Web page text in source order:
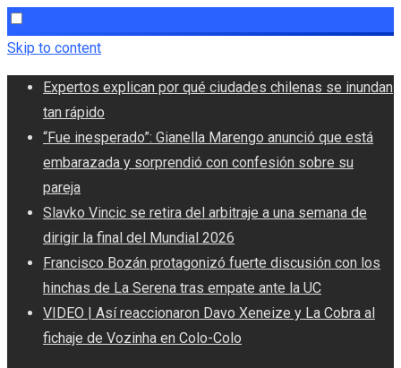
Skip to content
Expertos explican por qué ciudades chilenas se inundan
tan rápido
“Fue inesperado”: Gianella Marengo anunció que está
embarazada y sorprendió con confesión sobre su
pareja
Slavko Vincic se retira del arbitraje a una semana de
dirigir la final del Mundial 2026
Francisco Bozán protagonizó fuerte discusión con los
hinchas de La Serena tras empate ante la UC
VIDEO | Así reaccionaron Davo Xeneize y La Cobra al
fichaje de Vozinha en Colo-Colo